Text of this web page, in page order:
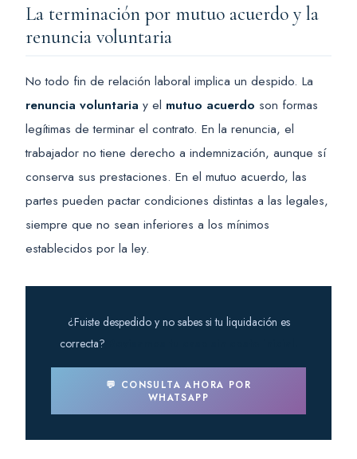
La terminación por mutuo acuerdo y la
renuncia voluntaria
No todo fin de relación laboral implica un despido. La
renuncia voluntaria y el mutuo acuerdo son formas
legítimas de terminar el contrato. En la renuncia, el
trabajador no tiene derecho a indemnización, aunque sí
conserva sus prestaciones. En el mutuo acuerdo, las
partes pueden pactar condiciones distintas a las legales,
siempre que no sean inferiores a los mínimos
establecidos por la ley.
¿Fuiste despedido y no sabes si tu liquidación es
correcta?
💬 CONSULTA AHORA POR
WHATSAPP